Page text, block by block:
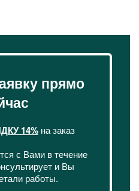
прямо
14%на заказ
с Вами в течение
и Вы
работы.